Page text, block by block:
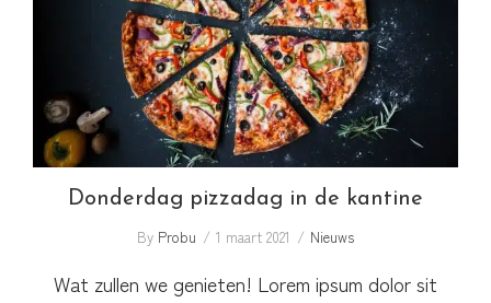
Donderdag pizzadag in de kantine
Donderdag pizzadag in de kantine
By Probu 1 maart 2021 Nieuws
Wat zullen we genieten! Lorem ipsum dolor sit